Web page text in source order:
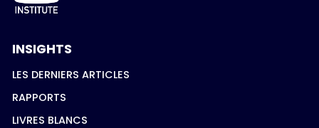
INSIGHTS
LES DERNIERS ARTICLES
RAPPORTS
LIVRES BLANCS